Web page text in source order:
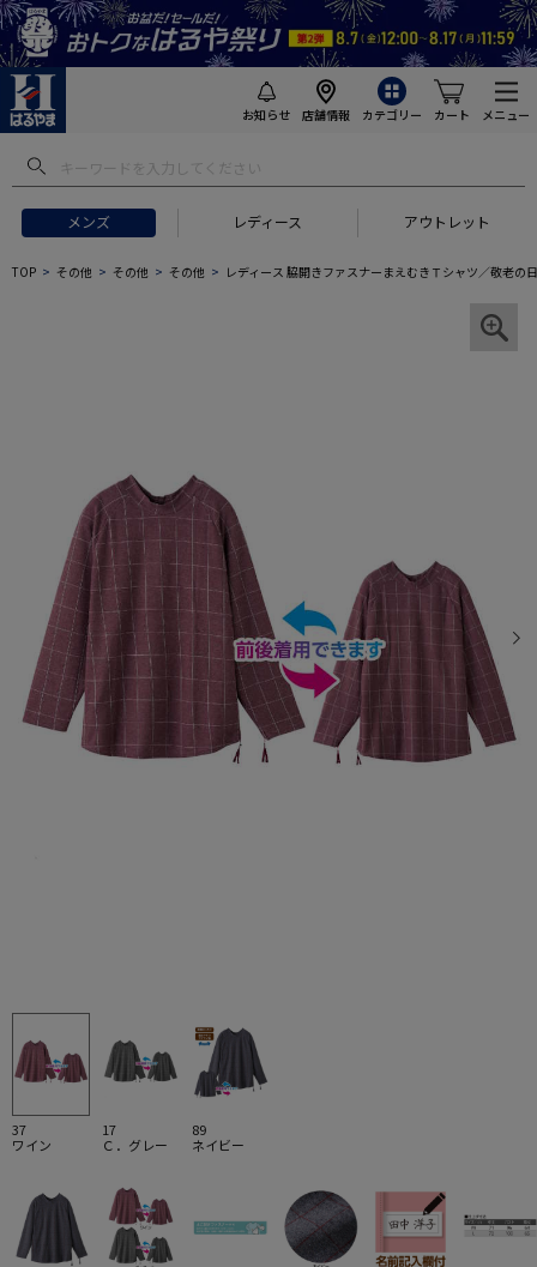
お知らせ 店舗情報 カテゴリー カート メニュー
メンズ レディース アウトレット
TOP その他 その他 その他 レディース 脇開きファスナーまえむきＴシャツ／敬老
37
ワイン
17
Ｃ．グレー
89
ネイビー